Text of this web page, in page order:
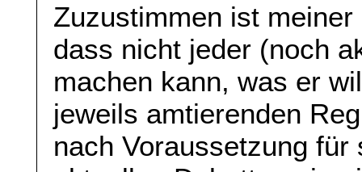
Zuzustimmen ist
dass nicht jeder (noch
machen kann, was er
jeweils amtierenden
nach Voraussetzung